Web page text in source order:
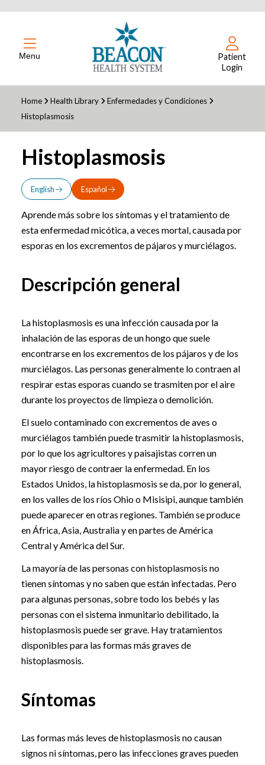
Menu
Patient
Login
Home Health Library
Enfermedades y Condiciones
Histoplasmosis
Histoplasmosis
English Español
Aprende más sobre los síntomas y el tratamiento de
esta enfermedad micótica, a veces mortal, causada por
esporas en los excrementos de pájaros y murciélagos.
Descripción general
La histoplasmosis es una infección causada por la
inhalación de las esporas de un hongo que suele
encontrarse en los excrementos de los pájaros y de los
murciélagos. Las personas generalmente lo contraen al
respirar estas esporas cuando se trasmiten por el aire
durante los proyectos de limpieza o demolición.
El suelo contaminado con excrementos de aves o
murciélagos también puede trasmitir la histoplasmosis,
por lo que los agricultores y paisajistas corren un
mayor riesgo de contraer la enfermedad. En los
Estados Unidos, la histoplasmosis se da, por lo general,
en los valles de los ríos Ohio o Misisipi, aunque también
puede aparecer en otras regiones. También se produce
en África, Asia, Australia y en partes de América
Central y América del Sur.
La mayoría de las personas con histoplasmosis no
tienen síntomas y no saben que están infectadas. Pero
para algunas personas, sobre todo los bebés y las
personas con el sistema inmunitario debilitado, la
histoplasmosis puede ser grave. Hay tratamientos
disponibles para las formas más graves de
histoplasmosis.
Síntomas
Las formas más leves de histoplasmosis no causan
signos ni síntomas, pero las infecciones graves pueden